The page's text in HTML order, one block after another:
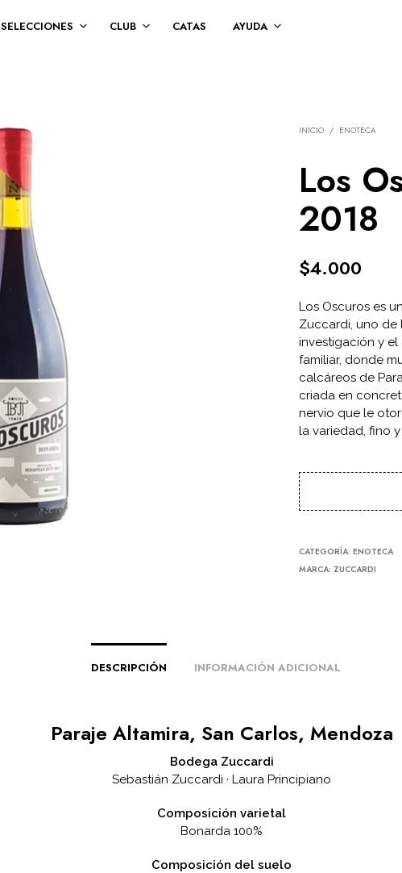
SELECCIONES CLUB CATAS AYUDA
INICIO / ENOTECA
Los
2018
$4.000
Los Oscuros es
Zuccardi, uno de
investigación y
familiar, donde
calcáreos de
criada en
nervio que le
la variedad, fino
CATEGORÍA:ENOTECA
MARCA: ZUCCARDI
DESCRIPCIÓN INFORMACIÓN ADICIONAL
Paraje Altamira, San Carlos, Mendoza
Bodega Zuccardi
Sebastián Zuccardi · Laura Principiano
Composición varietal
Bonarda 100%
Composición del suelo